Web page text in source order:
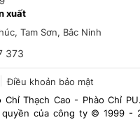
xuất
Tam Sơn, Bắc Ninh
373
Điều khoản bảo mật
Chỉ Thạch Cao - Phào Chỉ